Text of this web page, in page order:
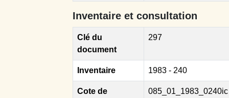
Inventaire et consultation
Clé du
document
297
Inventaire 1983 - 240
Cote de
085_01_1983_0240ic